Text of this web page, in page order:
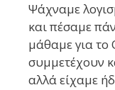
Ψάχναμε
και πέσαμε
μάθαμε για το
συμμετέχουν
αλλά είχαμε